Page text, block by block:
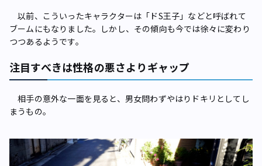
以前、こういったキャラクターは「ドS王子」などと呼ばれて
ブームにもなりました。しかし、その傾向も今では徐々に変わり
つつあるようです。
注目すべきは性格の悪さよりギャップ
相手の意外な一面を見ると、男女問わずやはりドキリとしてし
まうもの。